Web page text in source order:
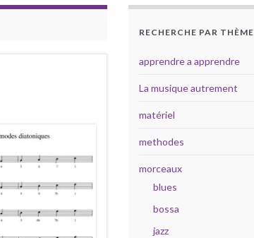
RECHERCHE PAR THÈME
apprendre a apprendre
La musique autrement
matériel
methodes
morceaux
blues
bossa
jazz